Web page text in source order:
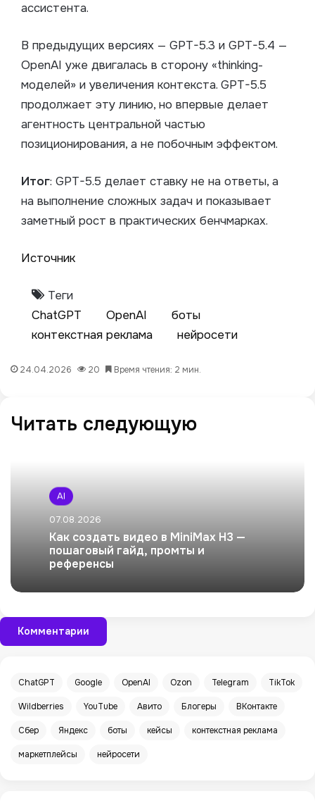
ассистента.
В предыдущих версиях — GPT-5.3 и GPT-5.4 —
OpenAI уже двигалась в сторону «thinking-
моделей» и увеличения контекста. GPT-5.5
продолжает эту линию, но впервые делает
агентность центральной частью
позиционирования, а не побочным эффектом.
Итог: GPT-5.5 делает ставку не на ответы, а
на выполнение сложных задач и показывает
заметный рост в практических бенчмарках.
Источник
Теги
ChatGPT
OpenAI
боты
контекстная реклама
нейросети
24.04.2026 20 Время чтения: 2 мин.
Читать следующую
AI
07.08.2026
Как создать видео в MiniMax H3 —
пошаговый гайд, промты и
референсы
Комментарии
ChatGPT Google OpenAI Ozon Telegram TikTok
Wildberries YouTube Авито Блогеры ВКонтакте
Сбер Яндекс боты кейсы контекстная реклама
маркетплейсы нейросети